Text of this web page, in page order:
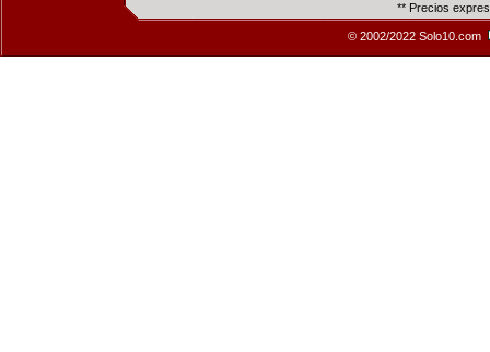
** Precios
© 2002/2022 Solo10.com